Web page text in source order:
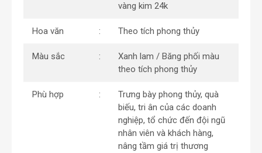
vàng kim 24k
Hoa văn Theo tích phong thủy
Màu sắc
Xanh lam / Băng phối màu
theo tích phong thủy
Phù hợp
Trưng bày phong thủy, quà
biếu, tri ân của các doanh
nghiệp, tổ chức đến đội ngũ
nhân viên và khách hàng,
nâng tầm giá trị thương